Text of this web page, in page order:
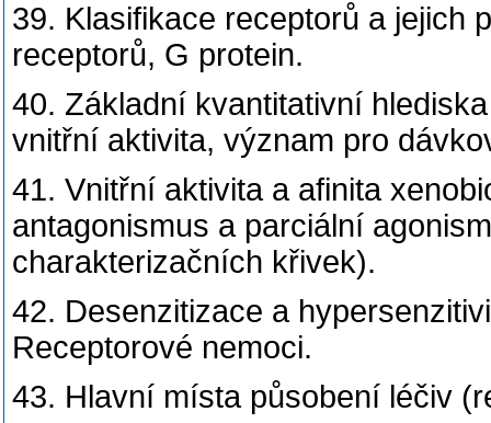
39. Klasifikace receptorů a jejich
receptorů, G protein.
40. Základní kvantitativní
vnitřní aktivita, význam pro
41. Vnitřní aktivita a afinita
antagonismus a parciální
charakterizačních křivek).
42. Desenzitizace a
Receptorové nemoci.
43. Hlavní místa působení léčiv